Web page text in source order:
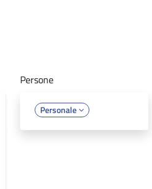
Persone
Personale